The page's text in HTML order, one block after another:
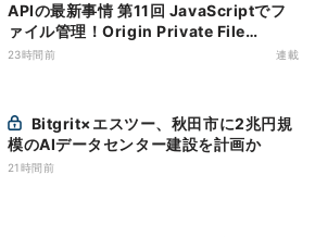
APIの最新事情 第11回 JavaScriptでフ
ァイル管理！Origin Private File
Systemを活用する
23時間前 連載
模のAIデータセンター建設を計画か
21時間前